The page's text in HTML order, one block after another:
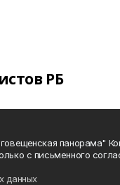
РБ
панорама"
с письменного
данных